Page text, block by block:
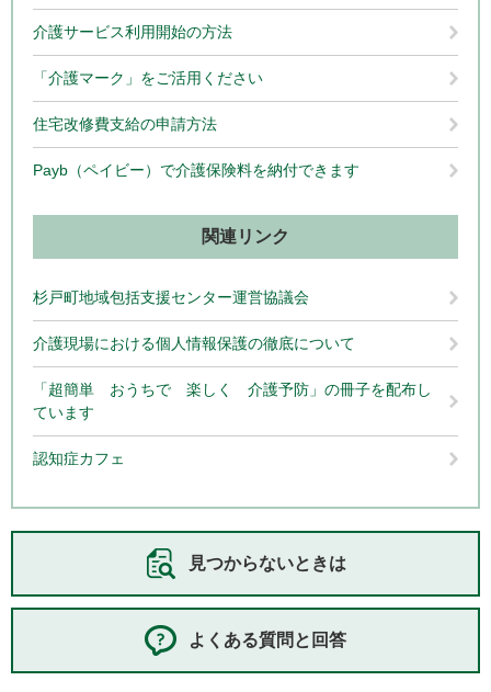
介護サービス利用開始の方法
「介護マーク」をご活用ください
住宅改修費支給の申請方法
Payb（ペイビー）で介護保険料を納付できます
関連リンク
杉戸町地域包括支援センター運営協議会
介護現場における個人情報保護の徹底について
「超簡単 おうちで 楽しく 介護予防」の冊子を配布し
ています
認知症カフェ
見つからないときは
よくある質問と回答